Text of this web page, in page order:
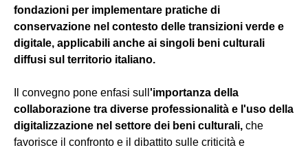
fondazioni per implementare pratiche di
conservazione nel contesto delle transizioni verde e
digitale, applicabili anche ai singoli beni culturali
diffusi sul territorio italiano.
Il convegno pone enfasi sull 'importanza della
collaborazione tra diverse professionalità e l'uso della
digitalizzazione nel settore dei beni culturali, che
favorisce il confronto e il dibattito sulle criticità e